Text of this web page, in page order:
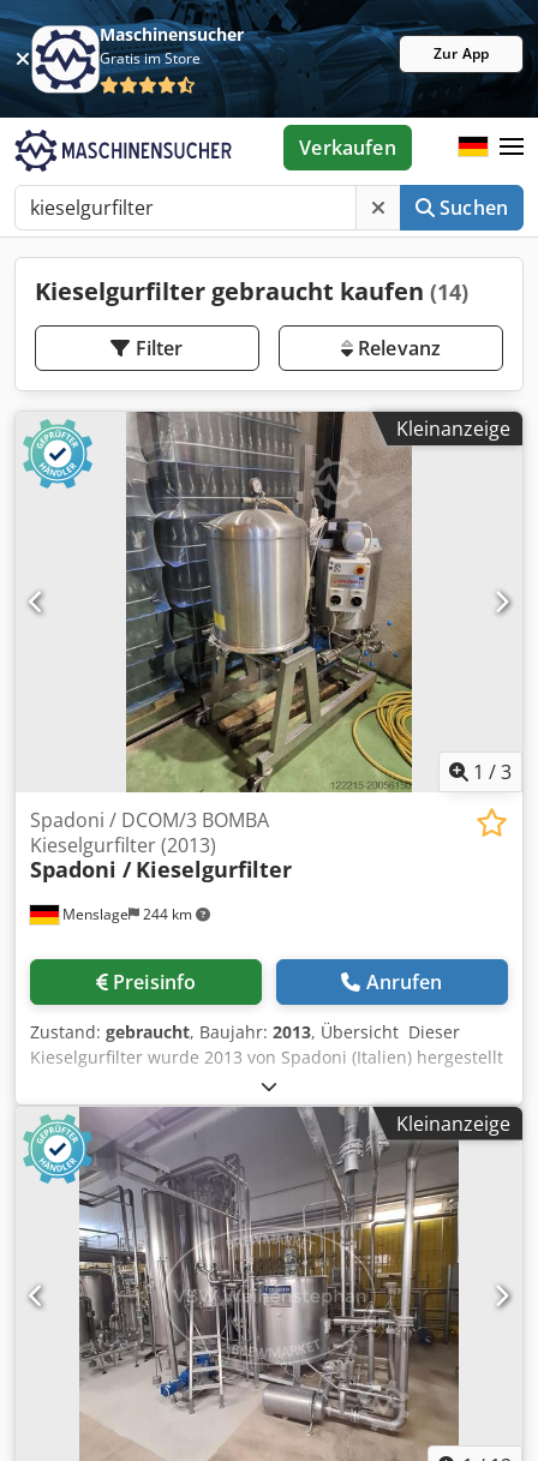
Maschinensucher
Gratis im Store Zur App
Suchen
Verkaufen
Kieselgurfilter gebraucht kaufen (14)
Filter Relevanz
Kleinanzeige
1 /3
Menslage 244 km
Spadoni / DCOM/3 BOMBA
Kieselgurfilter (2013)
Spadoni / Kieselgurfilter
Preisinfo Anrufen
Zustand: gebraucht, Baujahr: 2013, Übersicht Dieser
Kieselgurfilter wurde 2013 von Spadoni (Italien) hergestellt
und später von (Spanien) angepasst. Die mobile
Filtrationseinheit ist mit einem integrierten Pump- und
Steuerungssystem für die Feinfiltration mit Kieselgur
ausgestattet. Sie steht zum Verkauf, weil der Eigentümer
auf ein neueres Modell umgestiegen ist. Der Filter befindet
sich in gutem Zustand und ist sofort verfügbar. Technische
Daten - Leistung: Ca. 80 hL/h - Filtersystem: Kieselgur -
Tank: Druckbeaufschlagter Edelstahl - Pumpe 1: OBL
MHBN100PP, Leistung: 100 l/h , Maximaldruck: 10 bar -
Pumpe 2: EBARA 2CDX/E 120/30,
Flüssigkeitstransferpumpe aus Edelstahl - Ventilsystem:
Edelstahl, präzise Durchflussregelung Chedpfx Ajxfcc Ael
Noa - Ausführung: Mobile Filtrationsanlage mit integrierter
Steuerung
Kleinanzeige